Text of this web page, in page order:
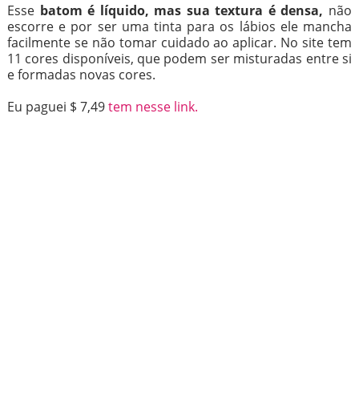
Esse batom é líquido, mas sua textura é densa, não
escorre e por ser uma tinta para os lábios ele mancha
facilmente se não tomar cuidado ao aplicar. No site tem
11 cores disponíveis, que podem ser misturadas entre si
e formadas novas cores.
Eu paguei $ 7,49tem nesse link.